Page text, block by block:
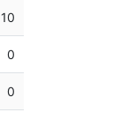
10
0
0